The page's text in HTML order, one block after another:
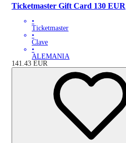
Ticketmaster Gift Card 130 EUR
•
Ticketmaster
•
Clave
•
ALEMANIA
141.43 EUR